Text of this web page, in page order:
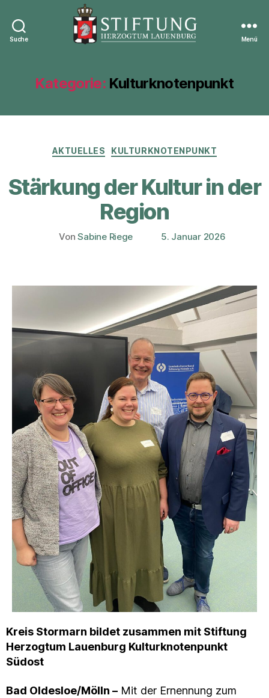
Suche
Lauenburg
Menü
Kategorie: Kulturknotenpunkt
Kategorien
AKTUELLES KULTURKNOTENPUNKT
Stärkung der Kultur in der
Region
Beitragsautor
VonSabine Riege Veröffentlichungsdatum
5. Januar 2026
Kreis Stormarn bildet zusammen mit Stiftung
Herzogtum Lauenburg Kulturknotenpunkt
Südost
Bad Oldesloe/Mölln – Mit der Ernennung zum